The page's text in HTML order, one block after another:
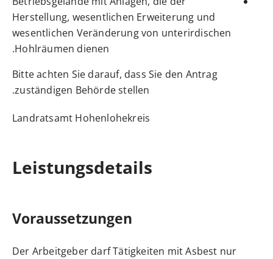
Herstellung, wesentlichen Erweiterung und
wesentlichen Veränderung von unterirdischen
Hohlräumen dienen.
Bitte achten Sie darauf, dass Sie den Antrag
zuständigen Behörde stellen.
Landratsamt Hohenlohekreis
Leistungsdetails
Voraussetzungen
Der Arbeitgeber darf Tätigkeiten mit Asbest nur